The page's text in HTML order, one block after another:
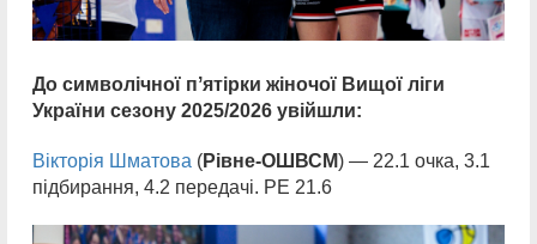
До символічної пʼятірки жіночої Вищої ліги
України сезону 2025/2026 увійшли:
Вікторія Шматова (Рівне-ОШВСМ) — 22.1 очка, 3.1
підбирання, 4.2 передачі. РЕ 21.6